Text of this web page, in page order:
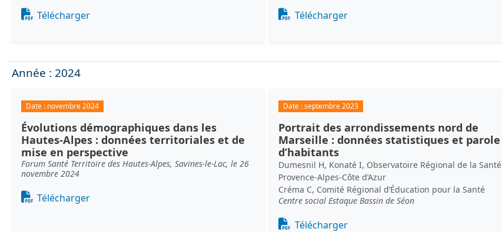
Document
Télécharger Document
Télécharger
Année : 2024
Date : novembre 2024
Évolutions démographiques dans les
Hautes-Alpes : données territoriales et de
mise en perspective
Forum Santé Territoire des Hautes-Alpes, Savines-le-Lac, le 26
novembre 2024
Document
Télécharger
Date :septembre 2023
Portrait des arrondissements nord de
Marseille : données statistiques et parole
d’habitants
Dumesnil H, Konaté I, Observatoire Régional de la Santé
Provence-Alpes-Côte d’Azur
Créma C, Comité Régional d’Éducation pour la Santé
Centre social Estaque Bassin de Séon
Document
Télécharger